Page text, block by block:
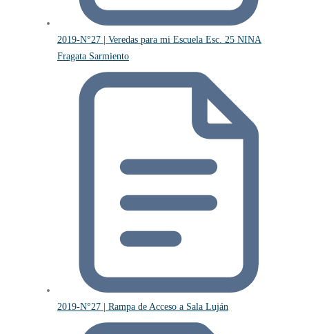
2019-N°27 | Veredas para mi Escuela Esc. 25 NINA
Fragata Sarmiento
2019-N°27 | Rampa de Acceso a Sala Luján